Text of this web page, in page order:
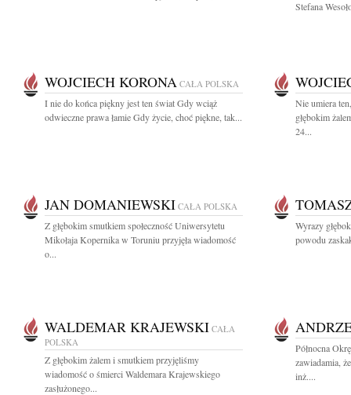
Stefana
WOJCIECH KORONA CAŁA POLSKA
I nie do końca piękny jest ten świat Gdy wciąż
odwieczne prawa łamie Gdy życie, choć piękne, tak...
Nie umiera
głębokim
24...
JAN DOMANIEWSKI CAŁA POLSKA
Z głębokim smutkiem społeczność Uniwersytetu
Mikołaja Kopernika w Toruniu przyjęła wiadomość
o...
Wyrazy
powodu
WALDEMAR KRAJEWSKI CAŁA
POLSKA
Z głębokim żalem i smutkiem przyjęliśmy
wiadomość o śmierci Waldemara Krajewskiego
zasłużonego...
Północna
zawiadamia,
inż....